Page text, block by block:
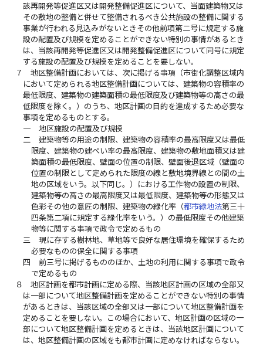
該再開発等促進区又は開発整備促進区について、当面建築物又は
その敷地の整備と併せて整備されるべき公共施設の整備に関する
事業が行われる見込みがないときその他前項第二号に規定する施
設の配置及び規模を定めることができない特別の事情があるとき
は、当該再開発等促進区又は開発整備促進区について同号に規定
する施設の配置及び規模を定めることを要しない。
７
地区整備計画においては、次に掲げる事項（市街化調整区域内
において定められる地区整備計画については、建築物の容積率の
最低限度、建築物の建築面積の最低限度及び建築物等の高さの最
低限度を除く。）のうち、地区計画の目的を達成するため必要な
事項を定めるものとする。
一
地区施設の配置及び規模
二
建築物等の用途の制限、建築物の容積率の最高限度又は最低
限度、建築物の建ぺい率の最高限度、建築物の敷地面積又は建
築面積の最低限度、壁面の位置の制限、壁面後退区域（壁面の
位置の制限として定められた限度の線と敷地境界線との間の土
地の区域をいう。以下同じ。）における工作物の設置の制限、
建築物等の高さの最高限度又は最低限度、建築物等の形態又は
色彩その他の意匠の制限、建築物の緑化率（都市緑地法第三十
四条第二項に規定する緑化率をいう。）の最低限度その他建築
物等に関する事項で政令で定めるもの
三
現に存する樹林地、草地等で良好な居住環境を確保するため
必要なものの保全に関する事項
四
前三号に掲げるもののほか、土地の利用に関する事項で政令
で定めるもの
８
地区計画を都市計画に定める際、当該地区計画の区域の全部又
は一部について地区整備計画を定めることができない特別の事情
があるときは、当該区域の全部又は一部について地区整備計画を
定めることを要しない。この場合において、地区計画の区域の一
部について地区整備計画を定めるときは、当該地区計画について
は、地区整備計画の区域をも都市計画に定めなければならない。